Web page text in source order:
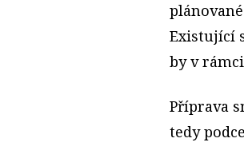
Existující
by v
Příprava
tedy